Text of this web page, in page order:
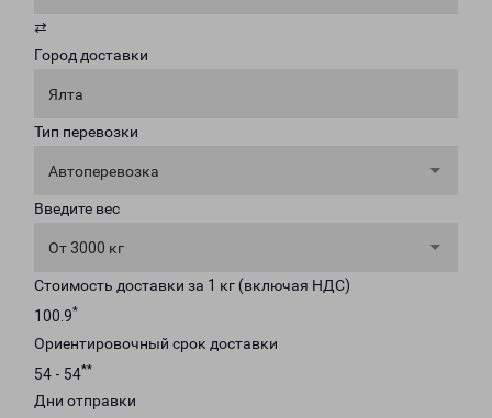
⇄
Город доставки
Ялта
Тип перевозки
Автоперевозка
Введите вес
От 3000 кг
Стоимость доставки за 1 кг (включая НДС)
100.9*
Ориентировочный срок доставки
54 - 54**
Дни отправки